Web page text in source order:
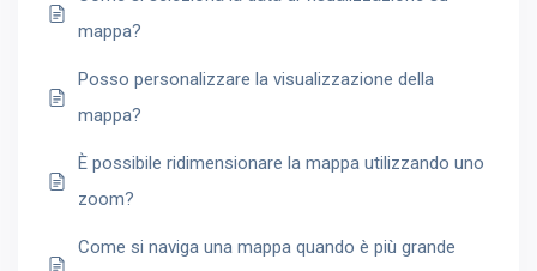
mappa?
Posso personalizzare la visualizzazione della
mappa?
È possibile ridimensionare la mappa utilizzando uno
zoom?
Come si naviga una mappa quando è più grande